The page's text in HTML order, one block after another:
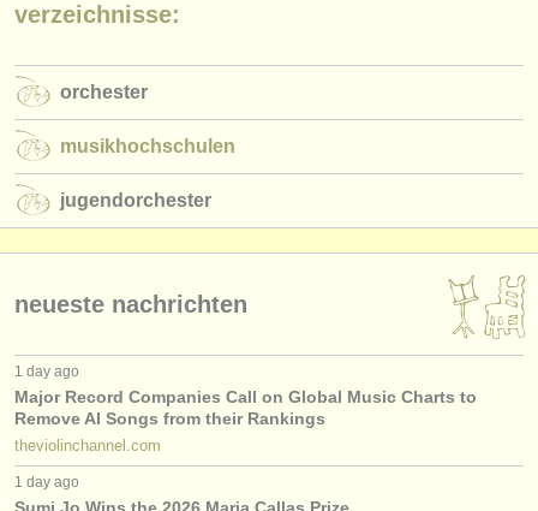
rss feeds
nachrichten in der klassischen musik
verlage:
anzeige veröffentlichen
find out about our
einloggen
verzeichnisse:
orchester
musikhochschulen
jugendorchester
neueste nachrichten
1 day ago
Major Record Companies Call on Global Music Charts to
Remove AI Songs from their Rankings
theviolinchannel.com
1 day ago